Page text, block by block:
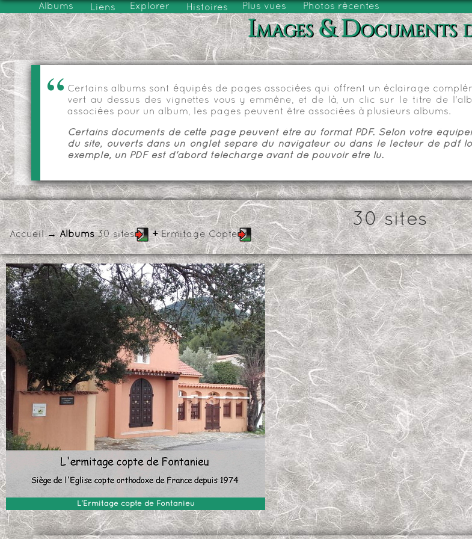
Albums Liens Explorer Histoires Plus vues Photos récentes
Images & Documents
Certains albums sont équipés de pages associées qui offrent un éclairage
vert au dessus des vignettes vous y emmène, et de là, un clic sur le titre de
associées pour un album, les pages peuvent être associées à plusieurs albums.
Certains documents de cette page peuvent être au format PDF. Selon votre
du site, ouverts dans un onglet séparé du navigateur ou dans le lecteur de pdf
exemple, un PDF est d'abord téléchargé avant de pouvoir être lu.
30 sites
Accueil→ Albums30 sites +Ermitage Copte
L'Ermitage copte de Fontanieu